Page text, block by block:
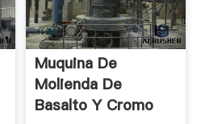
Muquina De
Molienda De
Basalto Y Cromo